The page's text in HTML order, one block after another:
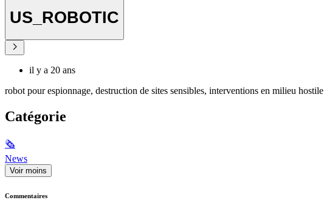
US_ROBOTIC
il y a 20 ans
robot pour espionnage, destruction de sites sensibles, interventions en milieu hostile
Catégorie
🗞
News
Voir moins
Commentaires